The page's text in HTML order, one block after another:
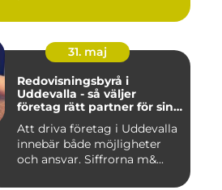
31. maj
Redovisningsbyrå i
Uddevalla - så väljer
företag rätt partner för sin
Att driva företag i Uddevalla
innebär både möjligheter
och ansvar. Siffrorna m&...